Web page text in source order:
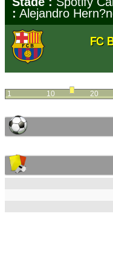
: Alejandro
FC
1 10 20